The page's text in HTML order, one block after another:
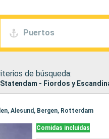
Puertos
de búsqueda:
- Fiordos y
Alesund, Bergen, Rotterdam
Comidas incluidas